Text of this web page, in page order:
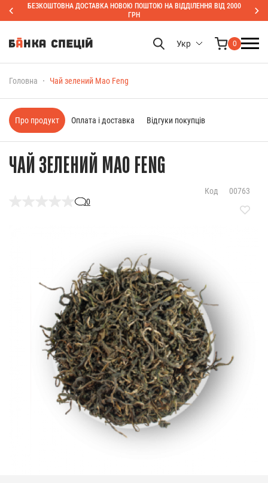
БЕЗКОШТОВНА ДОСТАВКА НОВОЮ ПОШТОЮ НА ВІДДІЛЕННЯ ВІД 2000
ГРН
Укр 0
Головна Чай зелений Mao Feng
ЧАЙ ЗЕЛЕНИЙ MAO FENG
0
Код 00763
Про продукт Оплата і доставка Відгуки покупців